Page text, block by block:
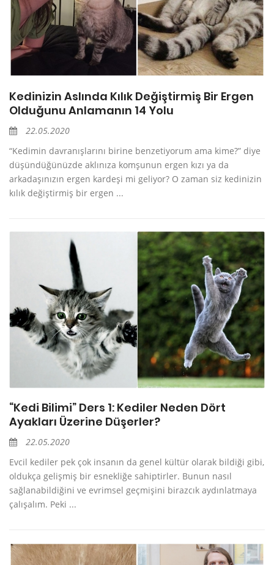
Kedinizin Aslında Kılık Değiştirmiş Bir Ergen
Olduğunu Anlamanın 14 Yolu
22.05.2020
“Kedimin davranışlarını birine benzetiyorum ama kime?” diye
düşündüğünüzde aklınıza komşunun ergen kızı ya da
arkadaşınızın ergen kardeşi mi geliyor? O zaman siz kedinizin
kılık değiştirmiş bir ergen ...
“Kedi Bilimi” Ders 1: Kediler Neden Dört
Ayakları Üzerine Düşerler?
22.05.2020
Evcil kediler pek çok insanın da genel kültür olarak bildiği gibi,
oldukça gelişmiş bir esnekliğe sahiptirler. Bunun nasıl
sağlanabildiğini ve evrimsel geçmişini birazcık aydınlatmaya
çalışalım. Peki ...